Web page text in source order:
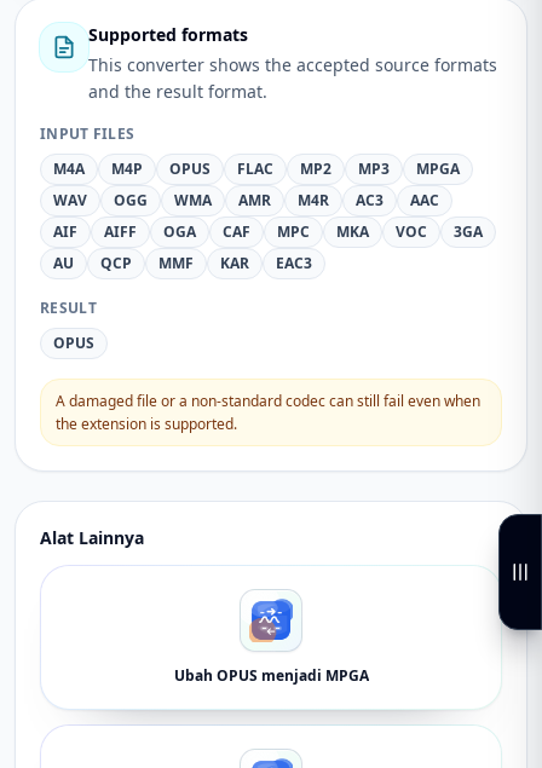
Supported formats
This converter shows the accepted source formats
and the result format.
INPUT FILES
M4A
M4P OPUS FLAC MP2 MP3
MPGA
WAV
OGG WMA AMR M4R AC3
AAC
AIF
AIFF OGA CAF MPC MKA VOC
3GA
AU
QCP MMF KAR EAC3
RESULT
OPUS
A damaged file or a non-standard codec can still fail even when
the extension is supported.
Alat Lainnya
Ubah OPUS menjadi MPGA